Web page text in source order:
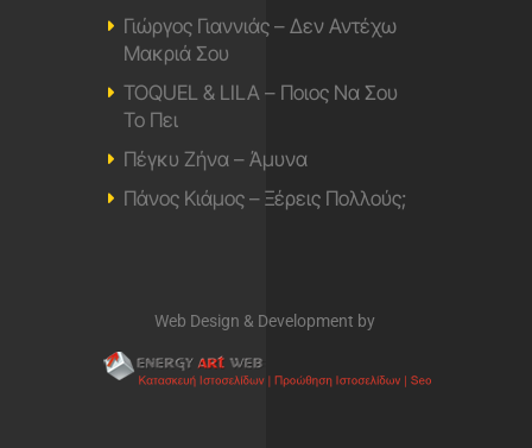
Γιώργος Γιαννιάς – Δεν Αντέχω
Μακριά Σου
TOQUEL & LILA – Ποιος Να Σου
Το Πει
Πέγκυ Ζήνα – Άμυνα
Πάνος Κιάμος – Ξέρεις Πολλούς;
Web Design & Development by